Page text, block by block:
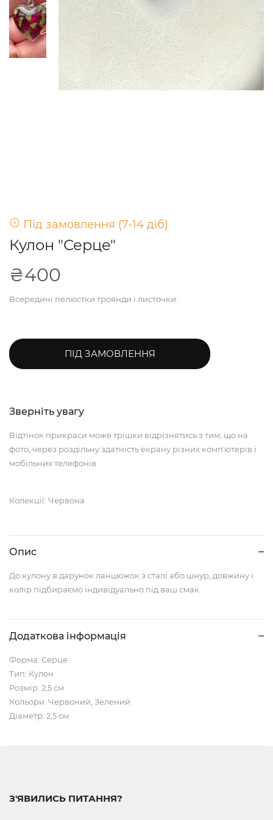
Під замовлення (7-14 діб)
Кулон "Серце"
₴400
Всередині пелюстки троянди і листочки.
ПІД ЗАМОВЛЕННЯ
Зверніть увагу
Відтінок прикраси може трішки відрізнятись з тим, що на
фото, через роздільну здатність екрану різних компʼютерів і
мобільних телефонів
Колекції: Червона
Опис
До кулону в дарунок ланцюжок з сталі або шнур, довжину і
колір підбираємо індивідуально під ваш смак.
Додаткова інформація
Форма: Серце
Тип: Кулон
Розмір: 2,5 см
Кольори: Червоний, Зелений
Діаметр: 2,5 см
З'ЯВИЛИСЬ ПИТАННЯ?